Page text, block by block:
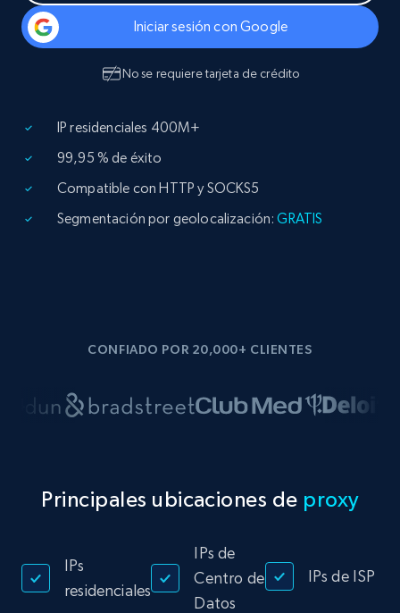
Iniciar sesión con Google
No se requiere tarjeta de crédito
IP residenciales 400M+
99,95 % de éxito
Compatible con HTTP y SOCKS5
Segmentación por geolocalización:GRATIS
CONFIADO POR 20,000+ CLIENTES
Principales ubicaciones de proxy
IPs
residenciales
IPs de
Centro de
Datos
IPs de ISP